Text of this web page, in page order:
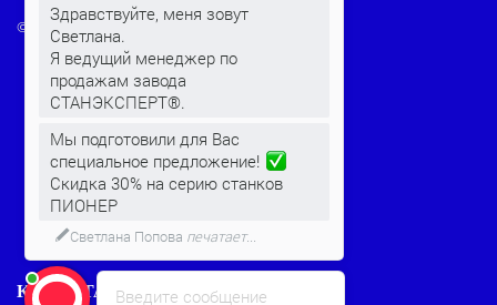
© 2022-2026 Все права защищены
КЛИЕНТАМВведите сообщение
Здравствуйте, меня зовут
Светлана.
Я ведущий менеджер по
продажам завода
СТАНЭКСПЕРТ®.
Мы подготовили для Вас
специальное предложение!
Скидка 30% на серию станков
ПИОНЕР
Светлана Попова печатает...